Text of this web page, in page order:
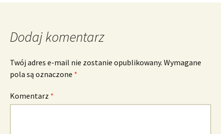
Dodaj komentarz
Twój adres e-mail nie zostanie opublikowany. Wymagane
pola są oznaczone *
Komentarz *